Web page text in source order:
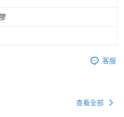
客服
查看全部